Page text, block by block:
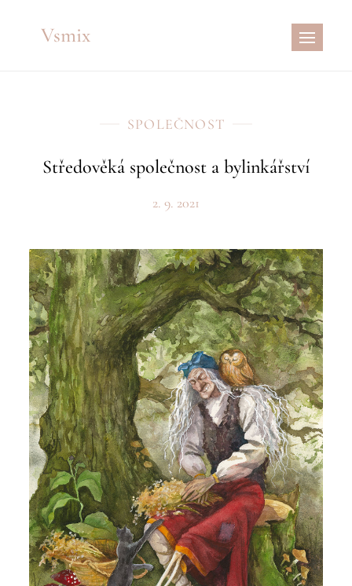
Vsmix
SPOLEČNOST
Středověká společnost a bylinkářství
2. 9. 2021